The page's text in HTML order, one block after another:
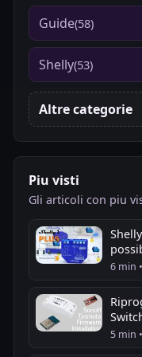
Guide(58)
Shelly(53)
Altre categorie
Piu visti
Gli articoli con piu
6 min
5 min